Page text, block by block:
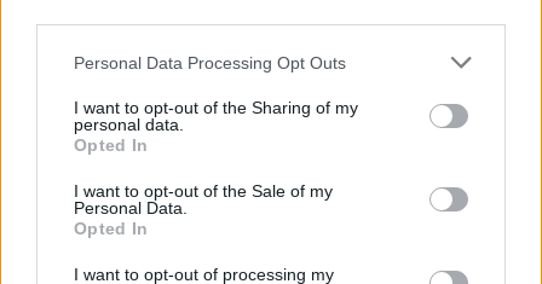
rechazar tal procesamiento. Puede cambiar sus preferencias
a este sitio y haciendo clic en el botón "Privacidad" en la
parte inferior de la página web.
Please note that this website/app uses one or more Google
services and may gather and store information including but
not limited to your visit or usage behaviour. You may click to
Personal Data Processing Opt Outs
I want to opt-out of the Sharing of my
personal data.
Opted In
I want to opt-out of the Sale of my
Personal Data.
Opted In
I want to opt-out of processing my